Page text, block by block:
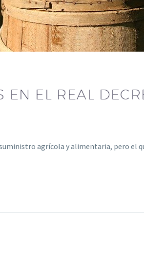
EN EL REAL
agrícola y alimentaria, pero el